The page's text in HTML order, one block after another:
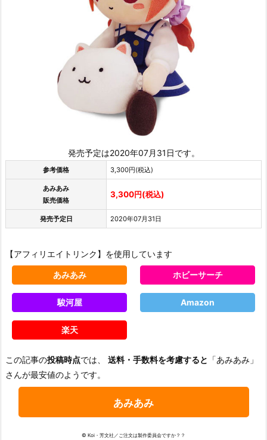
発売予定は2020年07月31日です。
参考価格 3,300円(税込)
あみあみ
販売価格
3,300円(税込)
発売予定日 2020年07月31日
【アフィリエイトリンク】を使用しています
あみあみ ホビーサーチ
駿河屋 Amazon
楽天
この記事の投稿時点では、 送料・手数料を考慮すると 「あみあみ」
さんが最安値のようです。
あみあみ
© Koi・芳文社／ご注文は製作委員会ですか？？